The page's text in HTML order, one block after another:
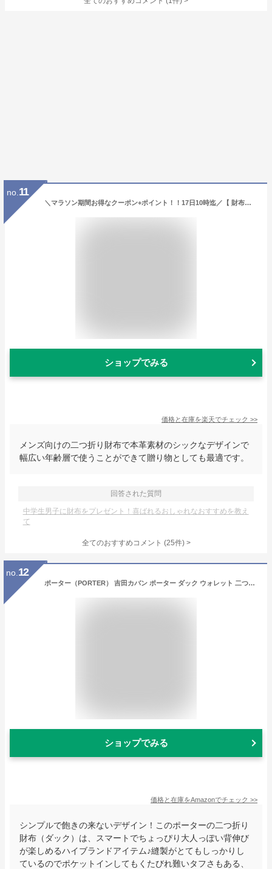
no. 11
＼マラソン期間お得なクーポン+ポイント！！17日10時迄／【 財布を開かず小銭が出せる】《ランキング1位受賞！》スリム ブライドルレザー 二つ折り財布 メンズ 本革 GRACIA グラシア 大容量 BOX型小銭入れ 二つ折り 財布 プレゼント 人気 新生活 革 サイフ ギフト 送料無料
ショップでみる
価格と在庫を楽天でチェック >>
メンズ向けの二つ折り財布で本革素材のシックなデザインで
幅広い年齢層で使うことができて贈り物としても最適です。
回答された質問
中学生男子に財布をプレゼント！喜ばれるおしゃれなおすすめを教え
て
全てのおすすめコメント (25件) >
no. 12
ポーター（PORTER） 吉田カバン ポーター ダック ウォレット 二つ折り財布(636-06832）【ネイビー/フリ-】
ショップでみる
価格と在庫をAmazonでチェック >>
シンプルで飽きの来ないデザイン！このポーターの二つ折り
財布（ダック）は、スマートでちょっぴり大人っぽい背伸び
が楽しめるハイブランドアイテム♪縫製がとてもしっかりし
ているのでポケットインしてもくたびれ難いタフさもある、